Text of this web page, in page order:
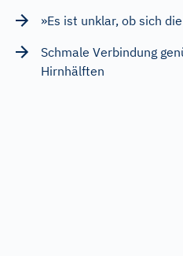
»Es ist unklar, ob sich
Schmale Verbindung
Hirnhälften